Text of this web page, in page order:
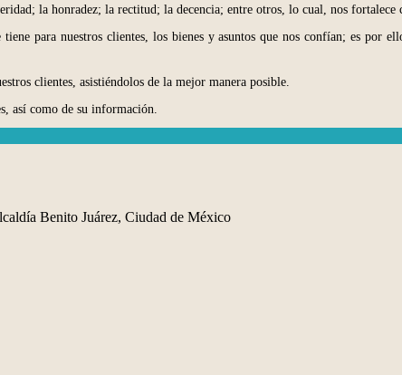
la honradez; la rectitud; la decencia; entre otros, lo cual, nos fortalece
para nuestros clientes, los bienes y asuntos que nos confían; es por
clientes, asistiéndolos de la mejor manera posible.
así como de su información.
Benito Juárez, Ciudad de México